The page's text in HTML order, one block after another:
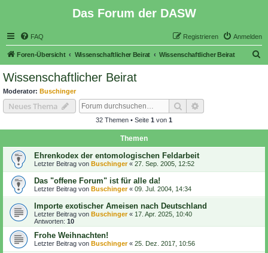
Das Forum der DASW
FAQ Anmelden
Registrieren
Foren-Übersicht Wissenschaftlicher Beirat Wissenschaftlicher Beirat
Wissenschaftlicher Beirat
Moderator: Buschinger
Neues Thema Suche
32 Themen • Seite 1 von 1
Themen
Ehrenkodex der entomologischen Feldarbeit
Letzter Beitrag von Buschinger« 27. Sep. 2005, 12:52
Das "offene Forum" ist für alle da!
Letzter Beitrag von Buschinger« 09. Jul. 2004, 14:34
Importe exotischer Ameisen nach Deutschland
Letzter Beitrag von Buschinger« 17. Apr. 2025, 10:40
Antworten: 10
Frohe Weihnachten!
Letzter Beitrag von Buschinger« 25. Dez. 2017, 10:56